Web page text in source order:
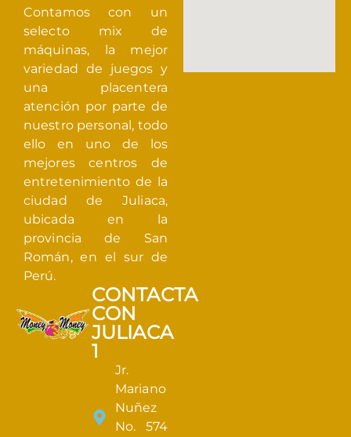
Contamos con un
selecto mix de
máquinas, la mejor
variedad de juegos y
una placentera
atención por parte de
nuestro personal, todo
ello en uno de los
mejores centros de
entretenimiento de la
ciudad de Juliaca,
ubicada en la
provincia de San
Román, en el sur de
Perú.
CONTACTA
CON
JULIACA
1
Jr.
Mariano
Nuñez
No. 574